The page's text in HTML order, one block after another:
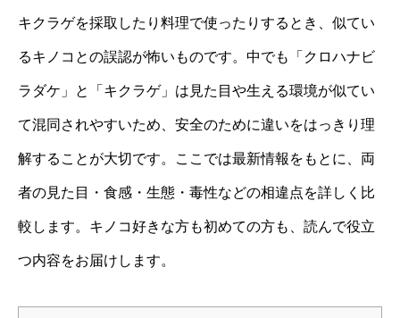
キクラゲを採取したり料理で使ったりするとき、似てい
るキノコとの誤認が怖いものです。中でも「クロハナビ
ラダケ」と「キクラゲ」は見た目や生える環境が似てい
て混同されやすいため、安全のために違いをはっきり理
解することが大切です。ここでは最新情報をもとに、両
者の見た目・食感・生態・毒性などの相違点を詳しく比
較します。キノコ好きな方も初めての方も、読んで役立
つ内容をお届けします。